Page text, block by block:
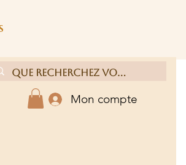
Mon compte